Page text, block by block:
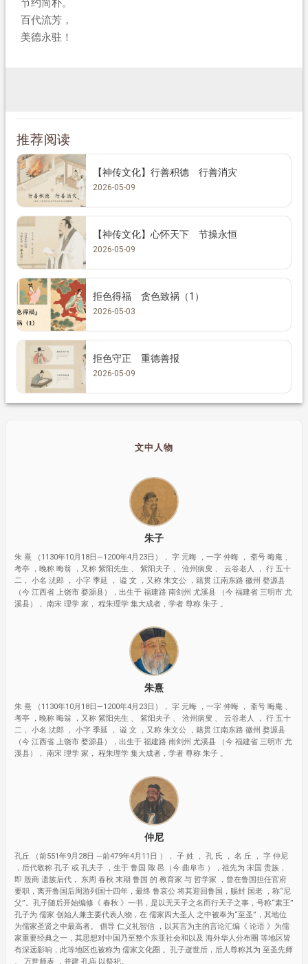
百代流芳，
美德永驻！
推荐阅读
【神传文化】行善积德 行善消灾
2026-05-09
【神传文化】心怀天下 节操永恒
2026-05-09
拒色得福 贪色致祸（1）
2026-05-03
拒色守正 重德善报
2026-05-09
文中人物
朱子
朱 熹 （1130年10月18日—1200年4月23日）， 字 元晦 ，一字 仲晦 ， 斋号 晦庵 、
考亭 ，晚称 晦翁 ，又称 紫阳先生 、 紫阳夫子 、 沧州病叟 、 云谷老人 ， 行 五十
二， 小名 沋郎 ， 小字 季延 ， 谥 文 ，又称 朱文公 ，籍贯 江南东路 徽州 婺源县
（今 江西省 上饶市 婺源县），出生于 福建路 南剑州 尤溪县 （今 福建省 三明市 尤
溪县）， 南宋 理学 家， 程朱理学 集大成者，学者 尊称 朱子 。
朱熹
朱 熹 （1130年10月18日—1200年4月23日）， 字 元晦 ，一字 仲晦 ， 斋号 晦庵 、
考亭 ，晚称 晦翁 ，又称 紫阳先生 、 紫阳夫子 、 沧州病叟 、 云谷老人 ， 行 五十
二， 小名 沋郎 ， 小字 季延 ， 谥 文 ，又称 朱文公 ，籍贯 江南东路 徽州 婺源县
（今 江西省 上饶市 婺源县），出生于 福建路 南剑州 尤溪县 （今 福建省 三明市 尤
溪县）， 南宋 理学 家， 程朱理学 集大成者，学者 尊称 朱子 。
仲尼
孔丘 （前551年9月28日 —前479年4月11日 ）， 子 姓 ， 孔 氏 ， 名 丘 ， 字 仲尼
，后代敬称 孔子 或 孔夫子 ，生于 鲁国 陬 邑（今 曲阜市 ），祖先为 宋国 贵族，
即 殷商 遗族后代， 东周 春秋 末期 鲁国 的 教育家 与 哲学家 ，曾在鲁国担任官府
要职，离开鲁国后周游列国十四年，最终 鲁哀公 将其迎回鲁国，赐封 国老 ，称“尼
父”。孔子随后开始编修《 春秋 》一书，是以无天子之名而行天子之事，号称“素王”
孔子为 儒家 创始人兼主要代表人物，在 儒家四大圣人 之中被奉为“至圣”，其地位
为儒家圣贤之中最高者。 倡导 仁义礼智信 ，以其言为主的言论汇编《 论语 》为儒
家重要经典之一，其思想对中国乃至整个东亚社会和以及 海外华人分布圈 等地区皆
有深远影响，此等地区也被称为 儒家文化圈 。孔子逝世后，后人尊称其为 至圣先师
、 万世师表 ，并建 孔庙 以祭祀。